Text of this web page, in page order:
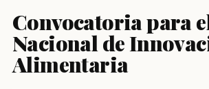
Convocatoria para
Nacional de
Alimentaria